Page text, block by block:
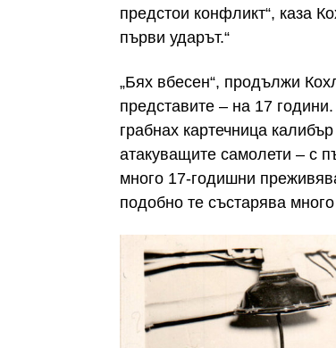
предстои конфликт“, каза
първи ударът.“
„Бях вбесен“, продължи
представите – на 17
грабнах картечница
атакуващите самолети – с
много 17-годишни
подобно те състарява много